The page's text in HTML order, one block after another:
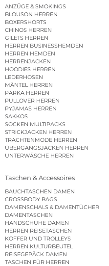
ANZÜGE & SMOKINGS
BLOUSON HERREN
BOXERSHORTS
CHINOS HERREN
GILETS HERREN
HERREN BUSINESSHEMDEN
HERREN HEMDEN
HERRENJACKEN
HOODIES HERREN
LEDERHOSEN
MÄNTEL HERREN
PARKA HERREN
PULLOVER HERREN
PYJAMAS HERREN
SAKKOS
SOCKEN MULTIPACKS
STRICKJACKEN HERREN
TRACHTENMODE HERREN
ÜBERGANGSJACKEN HERREN
UNTERWÄSCHE HERREN
Taschen & Accessoires
BAUCHTASCHEN DAMEN
CROSSBODY BAGS
DAMENSCHALS & DAMENTÜCHER
DAMENTASCHEN
HANDSCHUHE DAMEN
HERREN REISETASCHEN
KOFFER UND TROLLEYS
HERREN KULTURBEUTEL
REISEGEPÄCK DAMEN
TASCHEN FÜR HERREN